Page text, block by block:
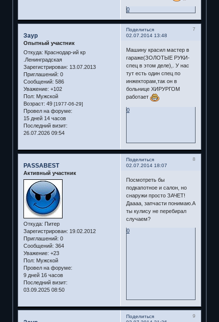
0
Поделиться
7
02.07.2014 13:48
Заур
Опытный участник
Откуда: Краснодар-ий кр
.Ленинградская
Зарегистрирован: 13.07.2013
Приглашений: 0
Сообщений: 586
Уважение: +102
Пол: Мужской
Возраст: 49 [1977-06-29]
Провел на форуме:
15 дней 14 часов
Последний визит:
26.07.2026 09:54
Машину красил мастер в
гараже(ЗОЛОТЫЕ РУКИ-
спец в этом деле),. У нас
тут есть один спец по
инжекторам,так он в
больнице ХИРУРГОМ
работает
0
Поделиться
8
02.07.2014 18:07
PASSABEST
Активный участник
Откуда: Питер
Зарегистрирован: 19.02.2012
Приглашений: 0
Сообщений: 364
Уважение: +23
Пол: Мужской
Провел на форуме:
9 дней 16 часов
Последний визит:
03.09.2025 08:50
Посмотреть бы
подкапотное и салон, но
снаружи просто ЗАЧЕТ!
Даааа, запчасти понимаю.А
ты кулису не перебирал
случаем?
0
Поделиться
9